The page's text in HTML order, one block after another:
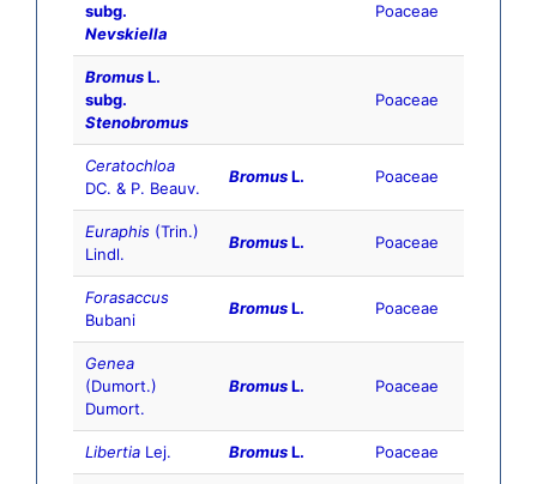
subg.
Nevskiella
Poaceae
BromusL.
subg.
Stenobromus
Poaceae
Ceratochloa
DC. & P. Beauv.
BromusL. Poaceae
Euraphis (Trin.)
Lindl.
BromusL. Poaceae
Forasaccus
Bubani
BromusL. Poaceae
Genea
(Dumort.)
Dumort.
BromusL. Poaceae
Libertia Lej. BromusL. Poaceae